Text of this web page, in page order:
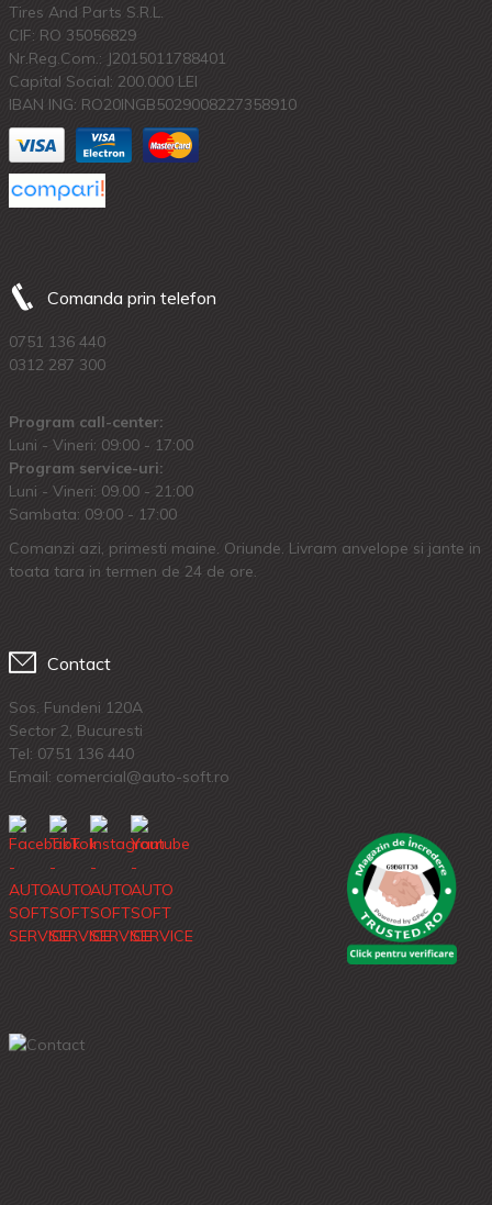
Tires And Parts S.R.L.
CIF: RO 35056829
Nr.Reg.Com.: J2015011788401
Capital Social: 200.000 LEI
IBAN ING: RO20INGB5029008227358910
Comanda prin telefon
0751 136 440
0312 287 300
Program call-center:
Luni - Vineri: 09:00 - 17:00
Program service-uri:
Luni - Vineri: 09.00 - 21:00
Sambata: 09:00 - 17:00
Comanzi azi, primesti maine. Oriunde. Livram anvelope si jante in
toata tara in termen de 24 de ore.
Contact
Sos. Fundeni 120A
Sector 2, Bucuresti
Tel: 0751 136 440
Email: comercial@auto-soft.ro